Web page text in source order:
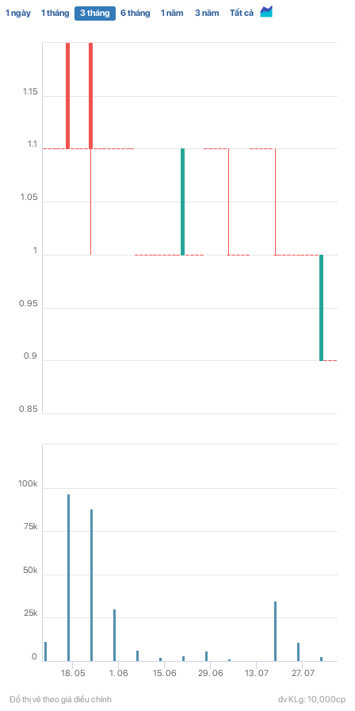
1 ngày 1 tháng 3 tháng 6 tháng 1 năm 3 năm Tất cả
18. 05 1. 06 15. 06 29. 06 13. 07 27. 07
0.85
0.9
0.95
1
1.05
1.1
1.15
0
25k
50k
75k
100k
Đồ thị vẽ theo giá điều chỉnh đv KLg: 10,000cp